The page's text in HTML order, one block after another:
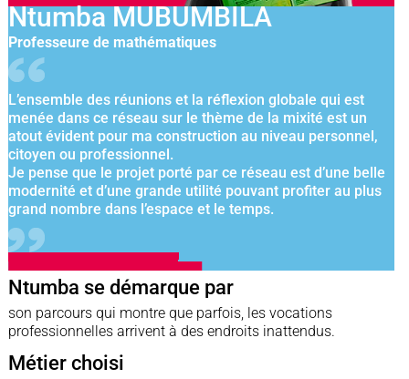
Ntumba MUBUMBILA
Professeure de mathématiques
L’ensemble des réunions et la réflexion globale qui est
menée dans ce réseau sur le thème de la mixité est un
atout évident pour ma construction au niveau personnel,
citoyen ou professionnel.
Je pense que le projet porté par ce réseau est d’une belle
modernité et d’une grande utilité pouvant profiter au plus
grand nombre dans l’espace et le temps.
Ntumba se démarque par
son parcours qui montre que parfois, les vocations
professionnelles arrivent à des endroits inattendus.
Métier choisi